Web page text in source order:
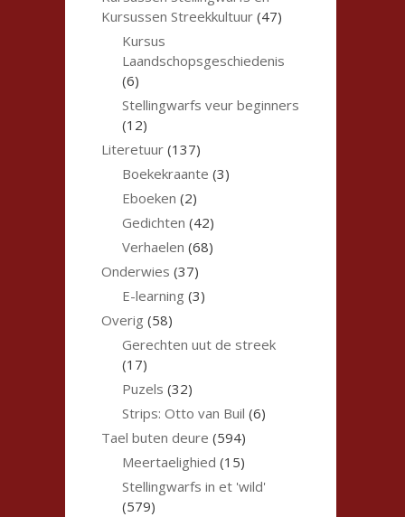
Kursussen Streekkultuur (47)
Kursus
Laandschopsgeschiedenis
(6)
Stellingwarfs veur beginners
(12)
Literetuur (137)
Boekekraante (3)
Eboeken (2)
Gedichten (42)
Verhaelen (68)
Onderwies (37)
E-learning (3)
Overig (58)
Gerechten uut de streek
(17)
Puzels (32)
Strips: Otto van Buil (6)
Tael buten deure (594)
Meertaelighied (15)
Stellingwarfs in et 'wild'
(579)